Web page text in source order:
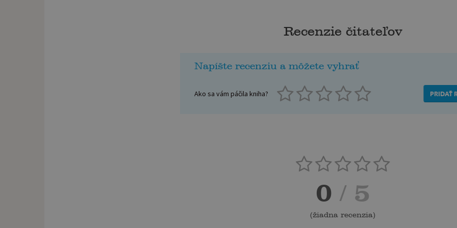
Recenzie čitateľov
Napíšte recenziu a môžete vyhrať
Ako sa vám páčila kniha? PRIDAŤ
0 / 5
(žiadna recenzia)